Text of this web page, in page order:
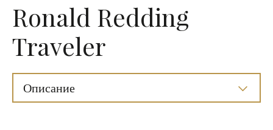
Ronald Redding
Traveler
Описание